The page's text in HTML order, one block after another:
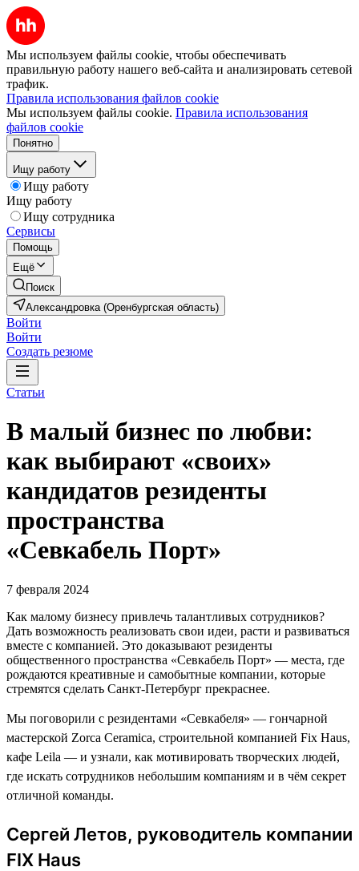
Мы используем файлы cookie, чтобы обеспечивать
правильную работу нашего веб-сайта и анализировать сетевой
трафик.
Правила использования файлов cookie
Мы используем файлы cookie. Правила использования
файлов cookie
Понятно
Ищу работу
Ищу работу
Ищу работу
Ищу сотрудника
Сервисы
Помощь
Ещё
Поиск
Александровка (Оренбургская область)
Войти
Войти
Создать резюме
Статьи
В малый бизнес по любви:
как выбирают «своих»
кандидатов резиденты
пространства
«Севкабель Порт»
7 февраля 2024
Как малому бизнесу привлечь талантливых сотрудников?
Дать возможность реализовать свои идеи, расти и развиваться
вместе с компанией. Это доказывают резиденты
общественного пространства «Севкабель Порт» — места, где
рождаются креативные и самобытные компании, которые
стремятся сделать Санкт-Петербург прекраснее.
Мы поговорили с резидентами «Севкабеля» — гончарной
мастерской Zorca Ceramica, строительной компанией Fix Haus,
кафе Leila — и узнали, как мотивировать творческих людей,
где искать сотрудников небольшим компаниям и в чём секрет
отличной команды.
Сергей Летов, руководитель компании
FIX Haus